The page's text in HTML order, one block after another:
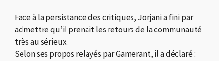
Face à la persistance des critiques, Jorjani a fini par
admettre qu’il prenait les retours de la communauté
très au sérieux.
Selon ses propos relayés par Gamerant, il a déclaré :